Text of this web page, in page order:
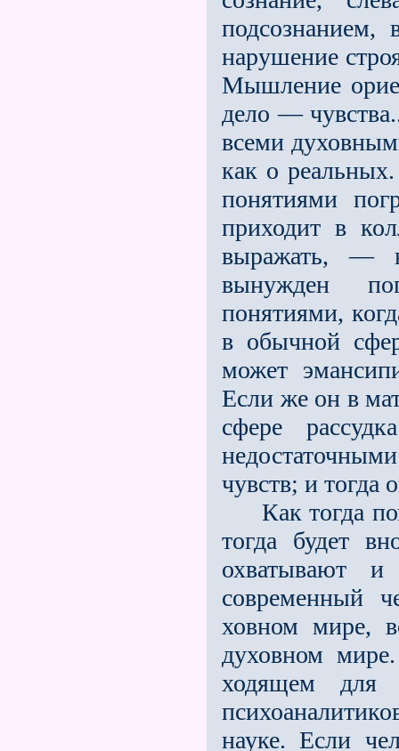
подсознанием,
нарушение
Мышление
дело —
всеми
как о
понятиями
приходит в
выражать, —
вынужден
понятиями,
в обычной
может
Если же он в
сфере
чувств; и тогда
Как тогда
тогда будет
охватывают
современный
ховном мире,
духовном
ходящем для
науке. Если